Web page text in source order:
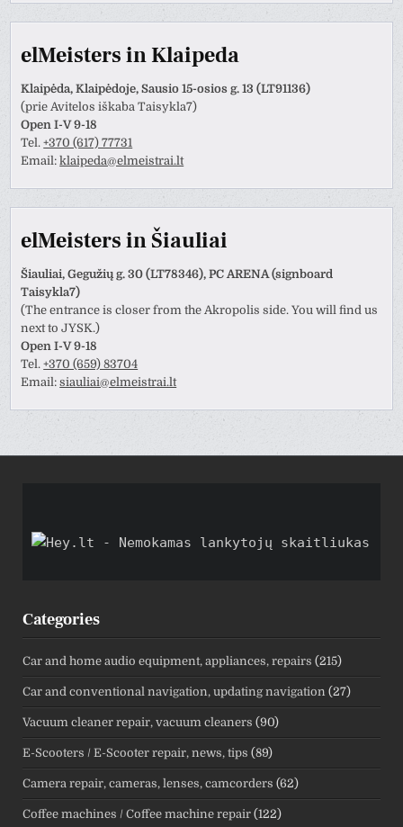
elMeisters in Klaipeda
Klaipėda, Klaipėdoje, Sausio 15-osios g. 13 (LT91136)
(prie Avitelos iškaba Taisykla7)
Open I-V 9-18
Tel.+370 (617) 77731
Email:klaipeda@elmeistrai.lt
elMeisters in Šiauliai
Šiauliai, Gegužių g. 30 (LT78346), PC ARENA (signboard
Taisykla7)
(The entrance is closer from the Akropolis side. You will find us
next to JYSK.)
Open I-V 9-18
Tel.+370 (659) 83704
Email:siauliai@elmeistrai.lt
Categories
Car and home audio equipment, appliances, repairs (215)
Car and conventional navigation, updating navigation (27)
Vacuum cleaner repair, vacuum cleaners (90)
E-Scooters / E-Scooter repair, news, tips (89)
Camera repair, cameras, lenses, camcorders (62)
Coffee machines / Coffee machine repair (122)